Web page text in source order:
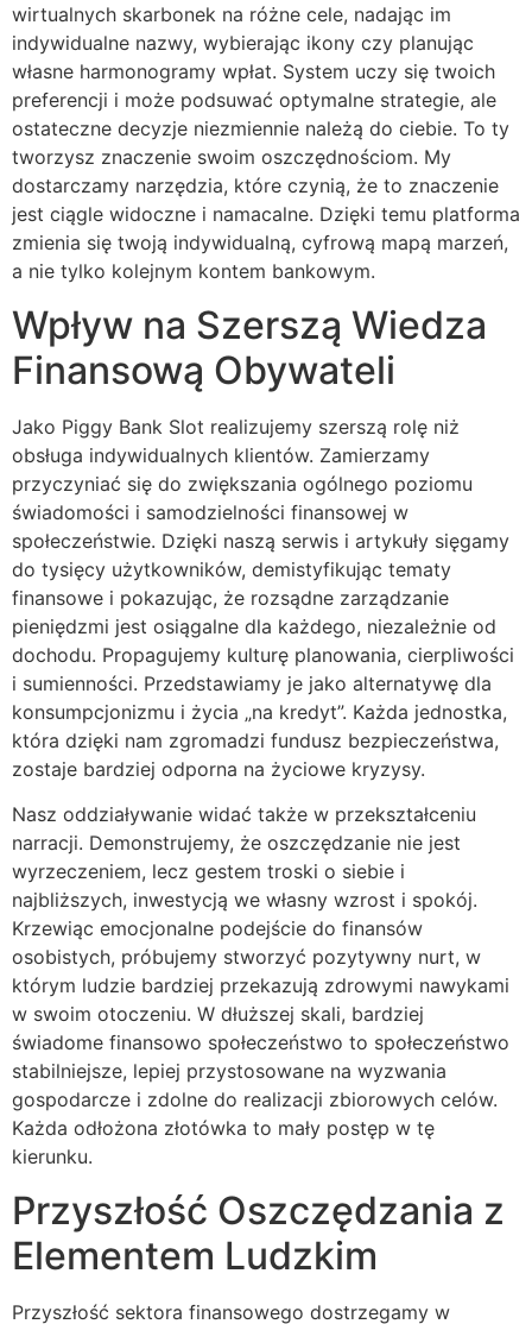
wirtualnych skarbonek na różne cele, nadając im
indywidualne nazwy, wybierając ikony czy planując
własne harmonogramy wpłat. System uczy się twoich
preferencji i może podsuwać optymalne strategie, ale
ostateczne decyzje niezmiennie należą do ciebie. To ty
tworzysz znaczenie swoim oszczędnościom. My
dostarczamy narzędzia, które czynią, że to znaczenie
jest ciągle widoczne i namacalne. Dzięki temu platforma
zmienia się twoją indywidualną, cyfrową mapą marzeń,
a nie tylko kolejnym kontem bankowym.
Wpływ na Szerszą Wiedza
Finansową Obywateli
Jako Piggy Bank Slot realizujemy szerszą rolę niż
obsługa indywidualnych klientów. Zamierzamy
przyczyniać się do zwiększania ogólnego poziomu
świadomości i samodzielności finansowej w
społeczeństwie. Dzięki naszą serwis i artykuły sięgamy
do tysięcy użytkowników, demistyfikując tematy
finansowe i pokazując, że rozsądne zarządzanie
pieniędzmi jest osiągalne dla każdego, niezależnie od
dochodu. Propagujemy kulturę planowania, cierpliwości
i sumienności. Przedstawiamy je jako alternatywę dla
konsumpcjonizmu i życia „na kredyt”. Każda jednostka,
która dzięki nam zgromadzi fundusz bezpieczeństwa,
zostaje bardziej odporna na życiowe kryzysy.
Nasz oddziaływanie widać także w przekształceniu
narracji. Demonstrujemy, że oszczędzanie nie jest
wyrzeczeniem, lecz gestem troski o siebie i
najbliższych, inwestycją we własny wzrost i spokój.
Krzewiąc emocjonalne podejście do finansów
osobistych, próbujemy stworzyć pozytywny nurt, w
którym ludzie bardziej przekazują zdrowymi nawykami
w swoim otoczeniu. W dłuższej skali, bardziej
świadome finansowo społeczeństwo to społeczeństwo
stabilniejsze, lepiej przystosowane na wyzwania
gospodarcze i zdolne do realizacji zbiorowych celów.
Każda odłożona złotówka to mały postęp w tę
kierunku.
Przyszłość Oszczędzania z
Elementem Ludzkim
Przyszłość sektora finansowego dostrzegamy w